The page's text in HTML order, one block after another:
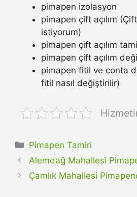
pimapen izolasyon
pimapen çift açılım
istiyorum)
pimapen çift açılım
pimapen çift açılım
pimapen fitil ve conta
fitil nasıl değiştirilir)
Kategoriler
Pimapen Tamiri
Alemdağ Mahallesi
Çamlık Mahallesi